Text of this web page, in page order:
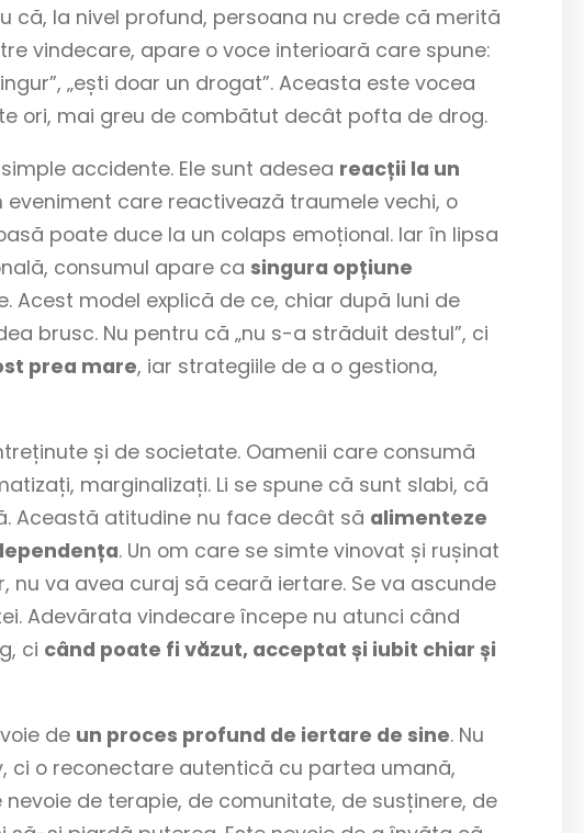
că, la nivel profund, persoana nu crede că merită
vindecare, apare o voce interioară care spune:
„ești doar un drogat”. Aceasta este vocea
ori, mai greu de combătut decât pofta de drog.
accidente. Ele sunt adesea reacții la un
eveniment care reactivează traumele vechi, o
poate duce la un colaps emoțional. Iar în lipsa
consumul apare ca singura opțiune
Acest model explică de ce, chiar după luni de
brusc. Nu pentru că „nu s-a străduit destul”, ci
prea mare, iar strategiile de a o gestiona,
și de societate. Oamenii care consumă
marginalizați. Li se spune că sunt slabi, că
Această atitudine nu face decât să alimenteze
. Un om care se simte vinovat și rușinat
nu va avea curaj să ceară iertare. Se va ascunde
Adevărata vindecare începe nu atunci când
ci când poate fi văzut, acceptat și iubit chiar și
de un proces profund de iertare de sine. Nu
ci o reconectare autentică cu partea umană,
de terapie, de comunitate, de susținere, de